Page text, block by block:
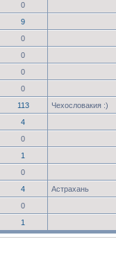
0
9
0
0
0
0
113
Чехословакия :)
4
0
1
0
4
Астрахань
0
1